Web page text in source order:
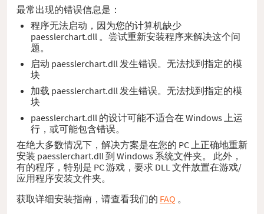
最常出现的错误信息是：
程序无法启动，因为您的计算机缺少
paesslerchart.dll 。尝试重新安装程序来解决这个问
题。
启动 paesslerchart.dll 发生错误。无法找到指定的模
块
加载 paesslerchart.dll 发生错误。无法找到指定的模
块
paesslerchart.dll 的设计可能不适合在 Windows 上运
行，或可能包含错误。
在绝大多数情况下，解决方案是在您的 PC 上正确地重新
安装 paesslerchart.dll 到 Windows 系统文件夹。 此外，
有的程序，特别是 PC 游戏，要求 DLL 文件放置在游戏/
应用程序安装文件夹。
获取详细安装指南，请查看我们的 FAQ 。